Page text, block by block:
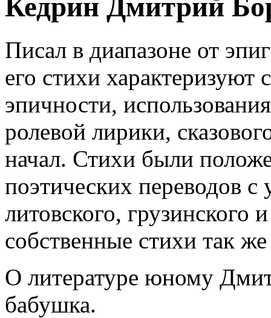
Кедрин Дмитрий
Писал в диапазоне от
его стихи характеризуют
эпичности,
ролевой лирики,
начал. Стихи были
поэтических переводов с
литовского, грузинского
собственные стихи так
О литературе юному
бабушка.